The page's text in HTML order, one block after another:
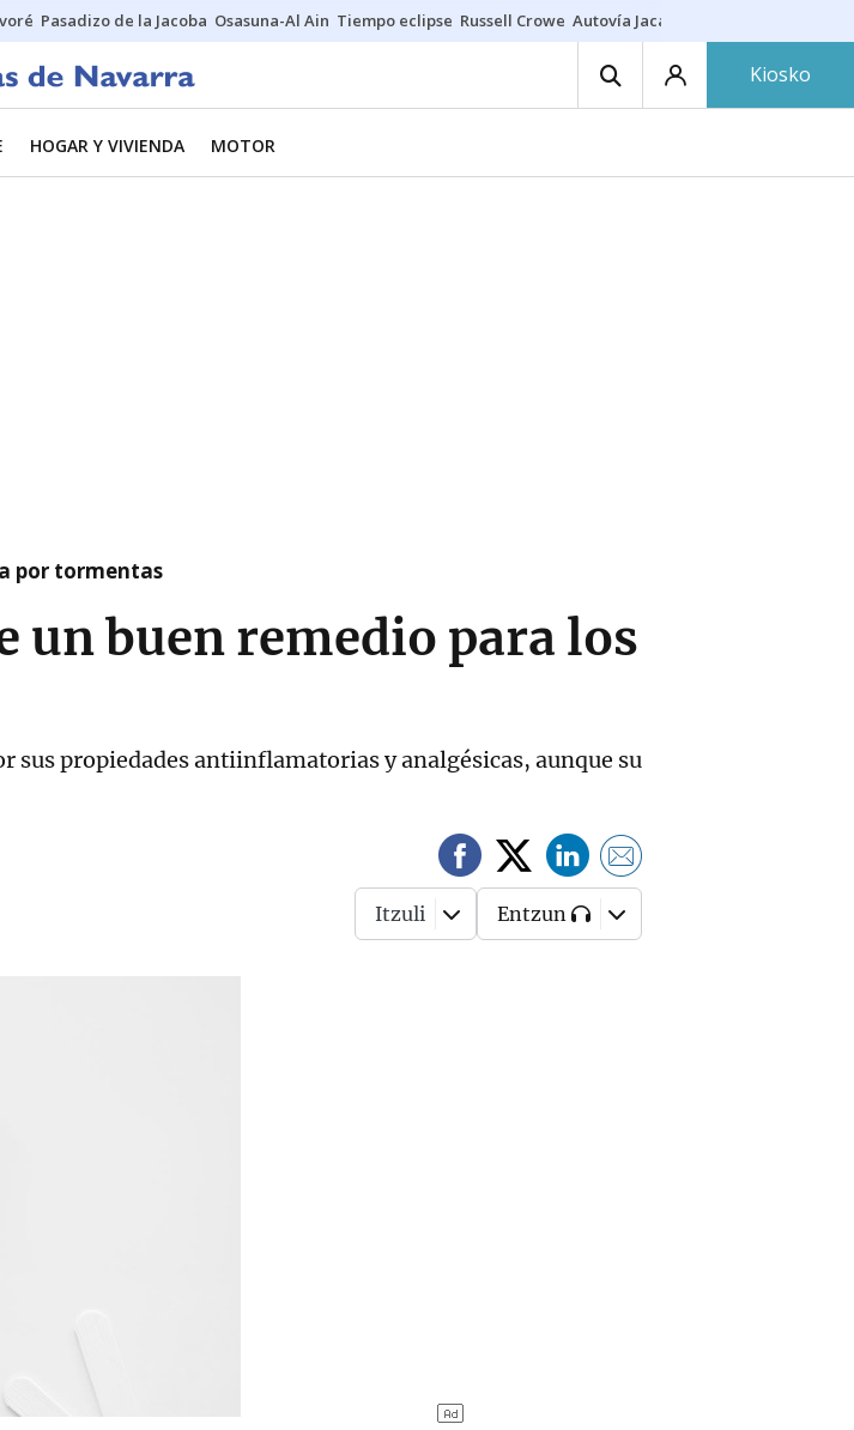
Pasadizo de la Jacoba Osasuna-Al Ain Tiempo eclipse Russell Crowe Autovía Jaca
Kiosko
HOGAR Y VIVIENDA MOTOR
por tormentas
un buen remedio para los
sus propiedades antiinflamatorias y analgésicas, aunque su
Itzuli Entzun